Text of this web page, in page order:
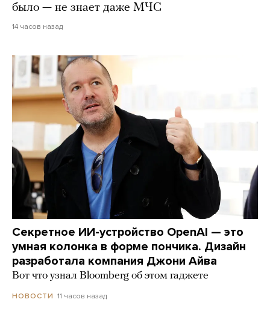
было — не знает даже МЧС
14 часов назад
Секретное ИИ-устройство OpenAI — это
умная колонка в форме пончика. Дизайн
разработала компания Джони Айва
Вот что узнал Bloomberg об этом гаджете
НОВОСТИ 11 часов назад